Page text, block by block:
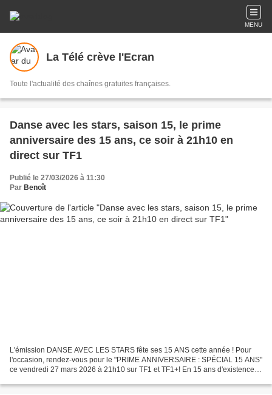
MENU
La Télé crève l'Ecran
Toute l'actualité des chaînes gratuites françaises.
Danse avec les stars, saison 15, le prime
anniversaire des 15 ans, ce soir à 21h10 en
direct sur TF1
Publié le 27/03/2026 à 11:30
Par Benoît
L'émission DANSE AVEC LES STARS fête ses 15 ANS cette année ! Pour
l'occasion, rendez-vous pour le "PRIME ANNIVERSAIRE : SPÉCIAL 15 ANS"
ce vendredi 27 mars 2026 à 21h10 sur TF1 et TF1+! En 15 ans d'existence,